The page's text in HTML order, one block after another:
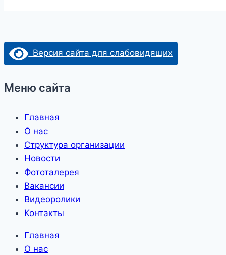
Версия сайта для слабовидящих
Меню сайта
Главная
О нас
Структура организации
Новости
Фототалерея
Вакансии
Видеоролики
Контакты
Главная
О нас